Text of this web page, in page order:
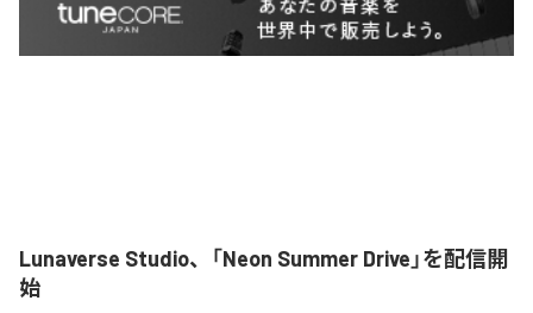
Lunaverse Studio、「Neon Summer Drive」を配信開
始